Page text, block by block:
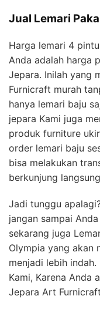
Jual Lemari
Harga lemari 4
Anda adalah harga
Jepara. Inilah yang
Furnicraft murah
hanya lemari baju
jepara Kami juga
produk furniture
order lemari baju
bisa melakukan
berkunjung
Jadi tunggu
jangan sampai
sekarang juga
Olympia yang akan
menjadi lebih
Kami, Karena Anda
Jepara Art